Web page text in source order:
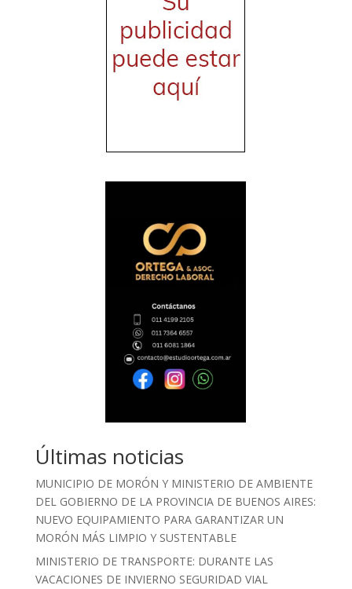
Últimas noticias
MUNICIPIO DE MORÓN Y MINISTERIO DE AMBIENTE
DEL GOBIERNO DE LA PROVINCIA DE BUENOS AIRES:
NUEVO EQUIPAMIENTO PARA GARANTIZAR UN
MORÓN MÁS LIMPIO Y SUSTENTABLE
MINISTERIO DE TRANSPORTE: DURANTE LAS
VACACIONES DE INVIERNO SEGURIDAD VIAL